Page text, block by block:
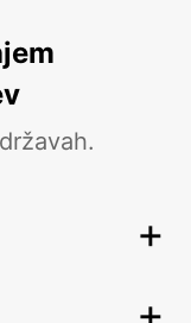
državah.